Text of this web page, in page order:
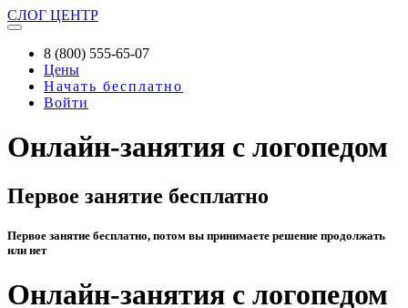
СЛОГ ЦЕНТР
8 (800) 555-65-07
Цены
Начать бесплатно
Войти
Онлайн-занятия с логопедом
Первое занятие бесплатно
Первое занятие бесплатно, потом вы принимаете решение продолжать
или нет
Онлайн-занятия с логопедом